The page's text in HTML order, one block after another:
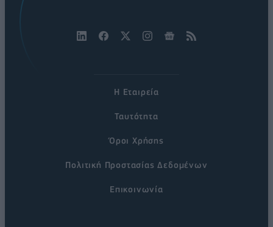
Η Εταιρεία
Ταυτότητα
Όροι Χρήσης
Πολιτική Προστασίας Δεδομένων
Επικοινωνία